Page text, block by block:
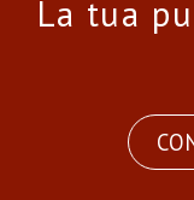
La tua